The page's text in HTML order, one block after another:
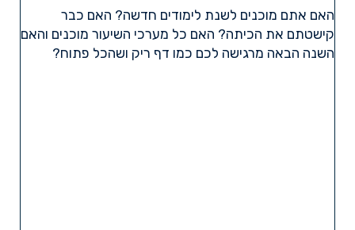
האם אתם מוכנים לשנת לימודים חדשה? האם כבר
קישטתם את הכיתה? האם כל מערכי השיעור מוכנים והאם
השנה הבאה מרגישה לכם כמו דף ריק ושהכל פתוח?